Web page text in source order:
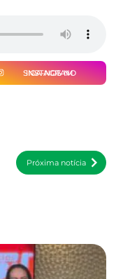
SIGA-NOS NO INSTAGRAM
Próxima notícia